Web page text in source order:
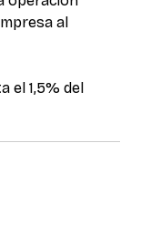
al
el 1,5% del